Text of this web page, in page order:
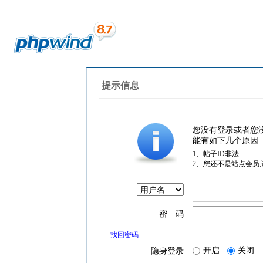
提示信息
您没有登录或者您
能有如下几个原因
1、帖子ID非法
2、您还不是站点会员
密 码
找回密码
隐身登录 开启 关闭